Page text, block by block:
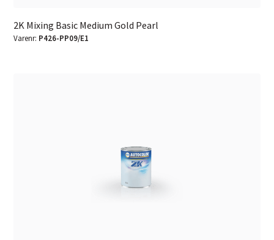
2K Mixing Basic Medium Gold Pearl
Varenr: P426-PP09/E1